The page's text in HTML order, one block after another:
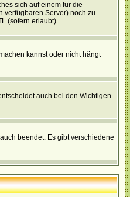
sich auf einem für die
verfügbaren Server) noch zu
(sofern erlaubt).
kannst oder nicht hängt
auch bei den Wichtigen
beendet. Es gibt verschiedene